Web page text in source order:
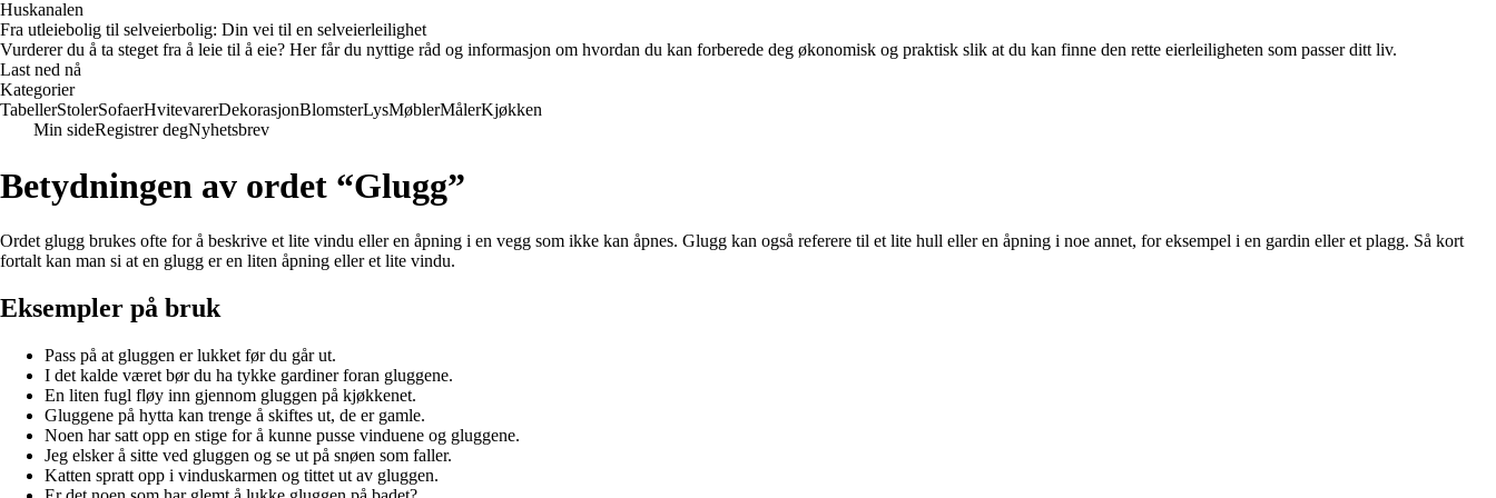
Huskanalen
Fra utleiebolig til selveierbolig: Din vei til en selveierleilighet
Vurderer du å ta steget fra å leie til å eie? Her får du nyttige råd og informasjon om hvordan du kan forberede deg økonomisk og praktisk slik at du kan finne den rette eierleiligheten som passer ditt liv.
Last ned nå
Kategorier
TabellerStolerSofaerHvitevarerDekorasjonBlomsterLysMøblerMålerKjøkken
Min sideRegistrer degNyhetsbrev
Betydningen av ordet “Glugg”
Ordet glugg brukes ofte for å beskrive et lite vindu eller en åpning i en vegg som ikke kan åpnes. Glugg kan også referere til et lite hull eller en åpning i noe annet, for eksempel i en gardin eller et plagg. Så kort
fortalt kan man si at en glugg er en liten åpning eller et lite vindu.
Eksempler på bruk
Pass på at gluggen er lukket før du går ut.
I det kalde været bør du ha tykke gardiner foran gluggene.
En liten fugl fløy inn gjennom gluggen på kjøkkenet.
Gluggene på hytta kan trenge å skiftes ut, de er gamle.
Noen har satt opp en stige for å kunne pusse vinduene og gluggene.
Jeg elsker å sitte ved gluggen og se ut på snøen som faller.
Katten spratt opp i vinduskarmen og tittet ut av gluggen.